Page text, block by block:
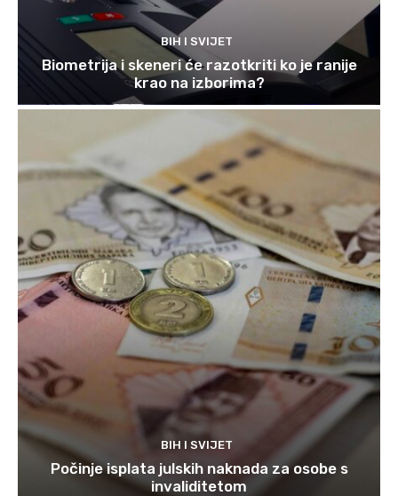
BIH I SVIJET
Biometrija i skeneri će razotkriti ko je ranije
krao na izborima?
BIH I SVIJET
Počinje isplata julskih naknada za osobe s
invaliditetom